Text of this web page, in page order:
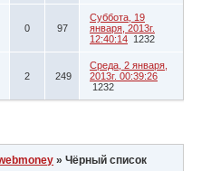
0 97
Суббота, 19
января, 2013г.
12:40:14 1232
2 249
Среда, 2 января,
2013г. 00:39:26
1232
»Чёрный список